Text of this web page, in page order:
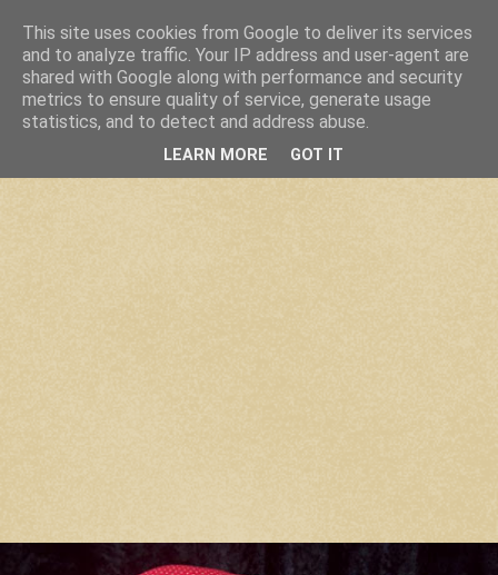
This site uses cookies from Google to deliver its services
and to analyze traffic. Your IP address and user-agent are
shared with Google along with performance and security
metrics to ensure quality of service, generate usage
statistics, and to detect and address abuse.
LEARN MORE GOT IT